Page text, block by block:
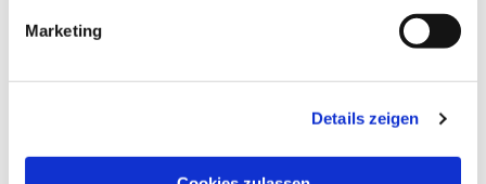
Marketing
Details zeigen